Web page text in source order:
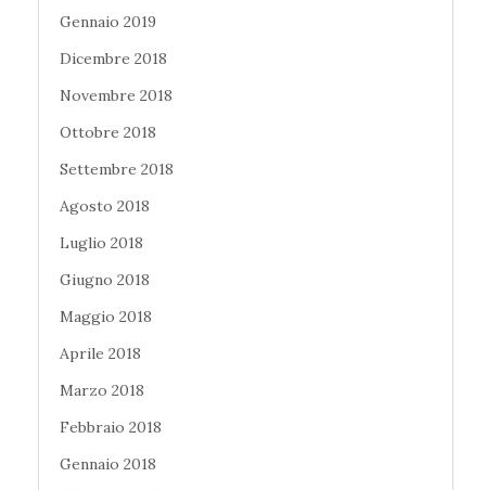
Gennaio 2019
Dicembre 2018
Novembre 2018
Ottobre 2018
Settembre 2018
Agosto 2018
Luglio 2018
Giugno 2018
Maggio 2018
Aprile 2018
Marzo 2018
Febbraio 2018
Gennaio 2018